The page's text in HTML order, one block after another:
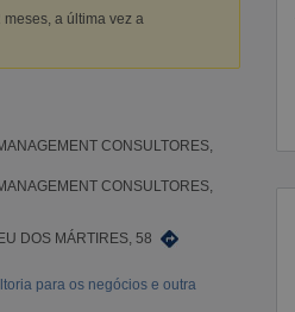
a última vez a
CONSULTORES,
CONSULTORES,
DOS MÁRTIRES, 58
para os negócios e outra